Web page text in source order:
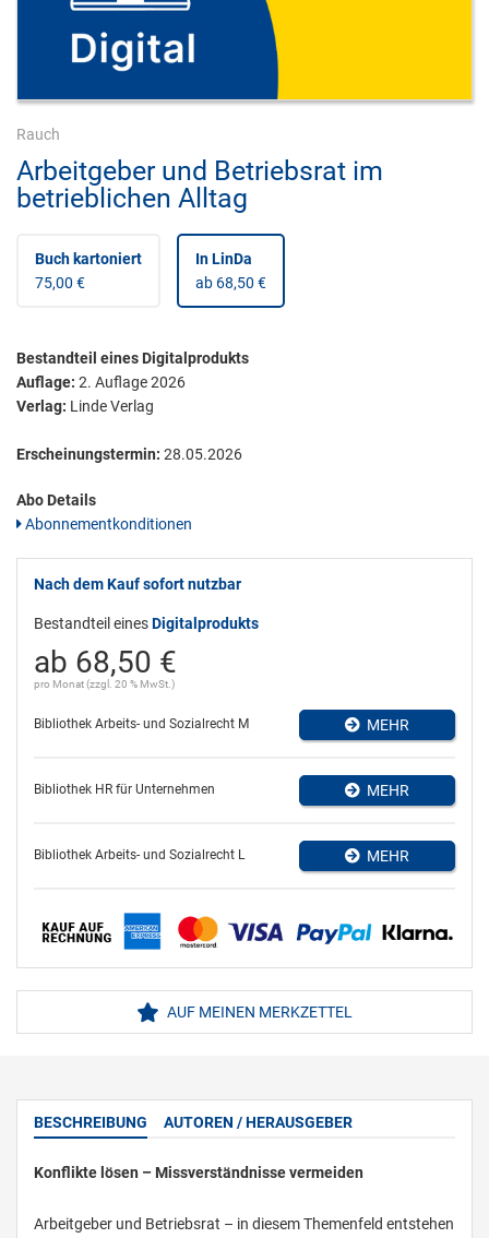
Rauch
Arbeitgeber und Betriebsrat im
betrieblichen Alltag
Buch kartoniert
75,00 €
In LinDa
ab 68,50 €
Bestandteil eines Digitalprodukts
Auflage: 2. Auflage 2026
Verlag: Linde Verlag
Erscheinungstermin: 28.05.2026
Abo Details
Abonnementkonditionen
Nach dem Kauf sofort nutzbar
Bestandteil einesDigitalprodukts
ab 68,50 €
pro Monat (zzgl. 20 % MwSt.)
Bibliothek Arbeits- und Sozialrecht M MEHR
Bibliothek HR für Unternehmen MEHR
Bibliothek Arbeits- und Sozialrecht L MEHR
AUF MEINEN MERKZETTEL
BESCHREIBUNG AUTOREN / HERAUSGEBER
Konflikte lösen – Missverständnisse vermeiden
Arbeitgeber und Betriebsrat – in diesem Themenfeld entstehen